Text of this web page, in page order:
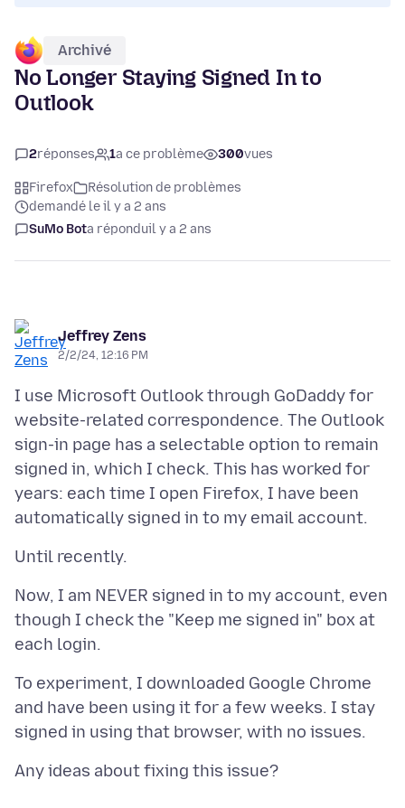
Archivé
No Longer Staying Signed In to
Outlook
2réponses 1a ce problème 300vues
Firefox
Résolution de problèmes
demandé le il y a 2 ans
SuMo Bota réponduil y a 2 ans
Jeffrey Zens
2/2/24, 12:16 PM
I use Microsoft Outlook through GoDaddy for
website-related correspondence. The Outlook
sign-in page has a selectable option to remain
signed in, which I check. This has worked for
years: each time I open Firefox, I have been
Now, I am NEVER signed in to my account, even
though I check the "Keep me signed in" box at
To experiment, I downloaded Google Chrome
and have been using it for a few weeks. I stay